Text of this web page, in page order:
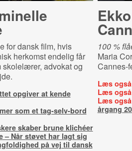
for dansk film, hvis
herkomst endelig får
skolelærer, advokat og
opgiver at kende
som et tag-selv-bord
skaber brune klichéer
– Når støvet har lagt sig
på vej til dansk
100 %
Maria
Cannes-
Læs
Læs
Læs
årgang